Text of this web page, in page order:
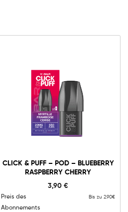
CLICK & PUFF – POD – BLUEBERRY
RASPBERRY CHERRY
3,90€
Preis des
Abonnements
Bis zu 2.90€